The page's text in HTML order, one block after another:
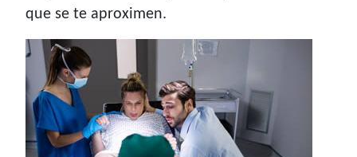
que se te aproximen.